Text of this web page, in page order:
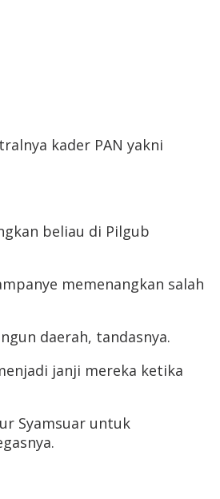
kader PAN yakni
beliau di Pilgub
memenangkan salah
daerah, tandasnya.
janji mereka ketika
Syamsuar untuk